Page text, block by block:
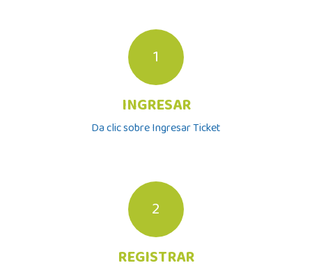
​1
INGRESAR
Da clic sobre Ingresar Ticket
2
REGISTRAR